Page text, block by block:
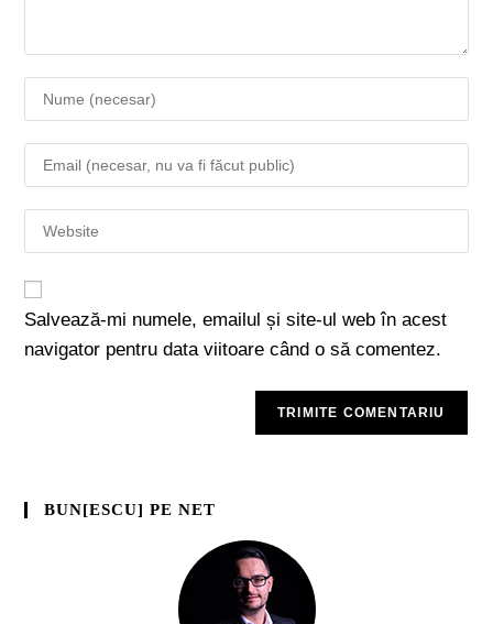
Salvează-mi numele, emailul și site-ul web în acest
navigator pentru data viitoare când o să comentez.
BUN[ESCU] PE NET